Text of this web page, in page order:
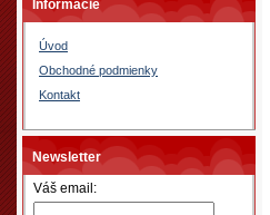
Informácie
Úvod
Obchodné podmienky
Kontakt
Newsletter
Váš email: